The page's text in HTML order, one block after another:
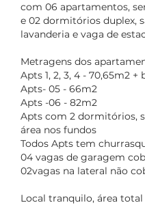
com 06 apartamentos,
e 02 dormitórios duplex,
lavanderia e vaga de
Metragens dos
Apts 1, 2, 3, 4 - 70,65m2 +
Apts- 05 - 66m2
Apts -06 - 82m2
Apts com 2 dormitórios,
área nos fundos
Todos Apts tem
04 vagas de garagem
02vagas na lateral não
Local tranquilo, área